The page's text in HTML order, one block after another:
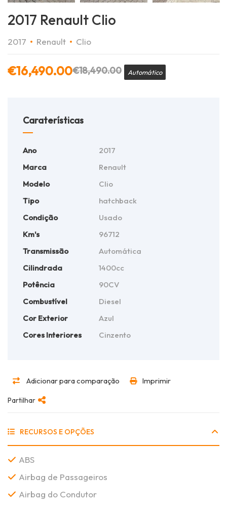
2017 Renault Clio
2017 Renault Clio
€18,490.00
€16,490.00 Automático
Caraterísticas
Ano
2017
Marca
Renault
Modelo
Clio
Tipo
hatchback
Condição
Usado
Km's
96712
Transmissão
Automática
Cilindrada
1400cc
Potência
90CV
Combustível
Diesel
Cor Exterior
Azul
Cores Interiores
Cinzento
Adicionar para comparação Imprimir
Partilhar
RECURSOS E OPÇÕES
ABS
Airbag de Passageiros
Airbag do Condutor